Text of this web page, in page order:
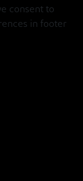
consent to
in footer